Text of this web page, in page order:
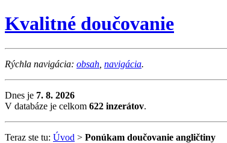
Kvalitné doučovanie
Rýchla navigácia: obsah navigácia.
Dnes je 7. 8. 2026
V databáze je celkom 622 inzerátov.
Teraz ste tu: Úvod > Ponúkam doučovanie angličtiny